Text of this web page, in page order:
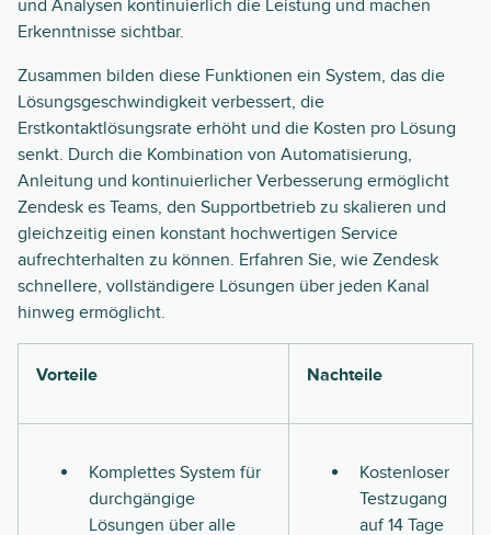
und Analysen kontinuierlich die Leistung und machen
Erkenntnisse sichtbar.
Zusammen bilden diese Funktionen ein System, das die
Lösungsgeschwindigkeit verbessert, die
Erstkontaktlösungsrate erhöht und die Kosten pro Lösung
senkt. Durch die Kombination von Automatisierung,
Anleitung und kontinuierlicher Verbesserung ermöglicht
Zendesk es Teams, den Supportbetrieb zu skalieren und
gleichzeitig einen konstant hochwertigen Service
aufrechterhalten zu können. Erfahren Sie, wie Zendesk
schnellere, vollständigere Lösungen über jeden Kanal
hinweg ermöglicht.
Vorteile Nachteile
Komplettes System für
durchgängige
Lösungen über alle
Kostenloser
Testzugang
auf 14 Tage